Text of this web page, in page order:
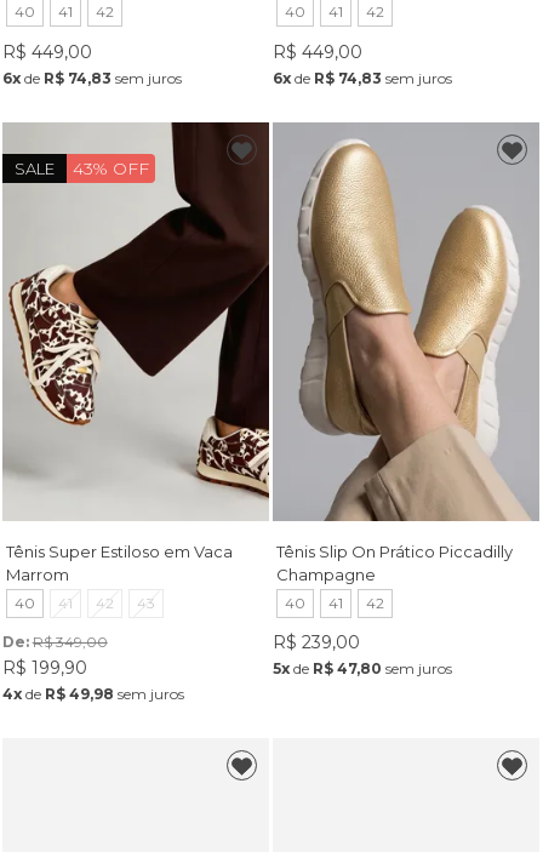
40 41 42
R$ 449,00
6xde R$ 74,83 sem juros
40 41 42
R$ 449,00
6x de R$ 74,83 sem juros
SALE 43% OFF
Tênis Super Estiloso em Vaca
Marrom
40 41 42 43
De: R$ 349,00
R$ 199,90
4xde R$ 49,98 sem juros
Tênis Slip On Prático Piccadilly
Champagne
40 41 42
R$ 239,00
5x de R$ 47,80 sem juros